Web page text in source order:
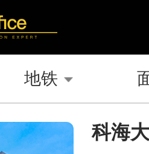
地铁
科海